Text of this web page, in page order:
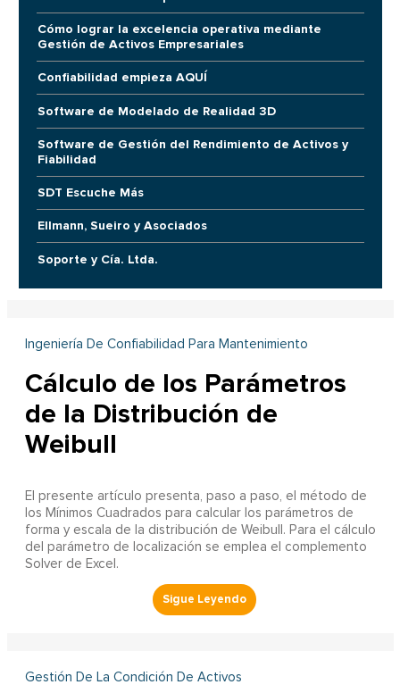
Cómo lograr la excelencia operativa mediante
Gestión de Activos Empresariales
Confiabilidad empieza AQUÍ
Software de Modelado de Realidad 3D
Software de Gestión del Rendimiento de Activos y
Fiabilidad
SDT Escuche Más
Ellmann, Sueiro y Asociados
Soporte y Cía. Ltda.
Ingeniería De Confiabilidad Para Mantenimiento
Cálculo de los Parámetros
de la Distribución de
Weibull
El presente artículo presenta, paso a paso, el método de
los Mínimos Cuadrados para calcular los parámetros de
forma y escala de la distribución de Weibull. Para el cálculo
del parámetro de localización se emplea el complemento
Solver de Excel.
Gestión De La Condición De Activos